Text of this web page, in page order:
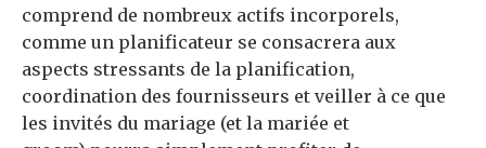
comprend de nombreux actifs incorporels,
comme un planificateur se consacrera aux
aspects stressants de la planification,
coordination des fournisseurs et veiller à ce que
les invités du mariage (et la mariée et